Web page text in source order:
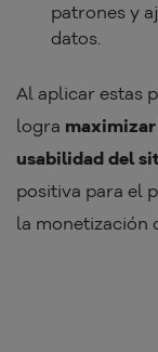
patrones y
datos.
Al aplicar estas
logra
usabilidad del
positiva para el
la monetización